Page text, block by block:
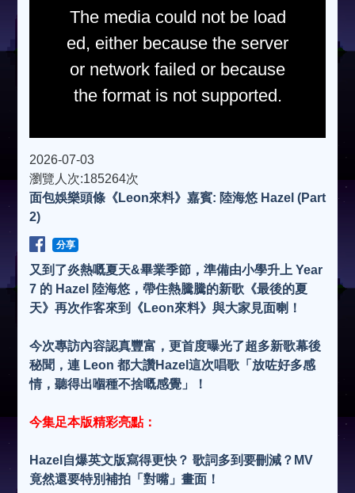
The media could not be load
ed, either because the server
or network failed or because
the format is not supported.
2026-07-03
瀏覽人次:185264次
面包娛樂頭條《Leon來料》嘉賓: 陸海悠 Hazel (Part
2)
分享
又到了炎熱嘅夏天&畢業季節，準備由小學升上 Year
7 的 Hazel 陸海悠，帶住熱騰騰的新歌《最後的夏
天》再次作客來到《Leon來料》與大家見面喇！
今次專訪內容認真豐富，更首度曝光了超多新歌幕後
秘聞，連 Leon 都大讚Hazel這次唱歌「放咗好多感
情，聽得出嗰種不捨嘅感覺」！
今集足本版精彩亮點：
Hazel自爆英文版寫得更快？ 歌詞多到要刪減？MV
竟然還要特別補拍「對嘴」畫面！